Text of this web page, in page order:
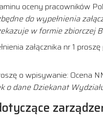
oceny pracowników
do wypełnienia
w formie zbiorczej
załącznika nr 1
o wpisywanie: Ocena
o dane Dziekanat